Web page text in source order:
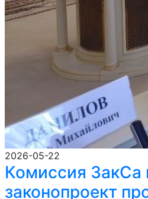
2026-05-22
Комиссия ЗакСа
законопроект